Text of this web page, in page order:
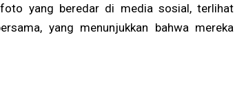
yang beredar di media sosial, terlihat
yang menunjukkan bahwa mereka